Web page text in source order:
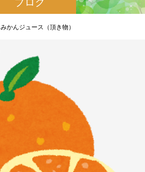
みかんジュース（頂き物）